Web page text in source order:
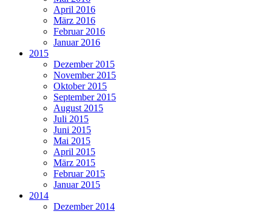
April 2016
März 2016
Februar 2016
Januar 2016
2015
Dezember 2015
November 2015
Oktober 2015
September 2015
August 2015
Juli 2015
Juni 2015
Mai 2015
April 2015
März 2015
Februar 2015
Januar 2015
2014
Dezember 2014